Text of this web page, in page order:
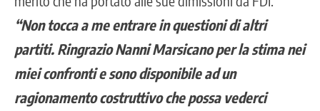
“Non tocca a me entrare in questioni di altri
partiti. Ringrazio Nanni Marsicano per la stima nei
miei confronti e sono disponibile ad un
ragionamento costruttivo che possa vederci